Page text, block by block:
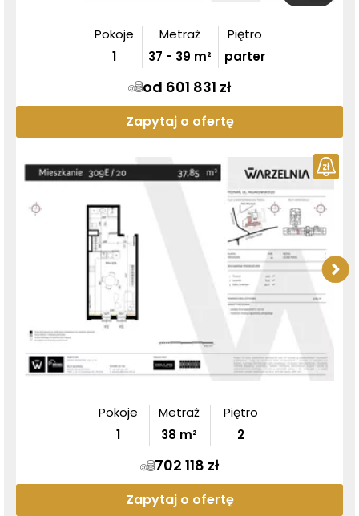
Pokoje
1
Metraż
37 - 39 m²
Piętro
parter
od 601 831 zł
Zapytaj o ofertę
Pokoje
1
Metraż
38 m²
Piętro
2
702 118 zł
Zapytaj o ofertę